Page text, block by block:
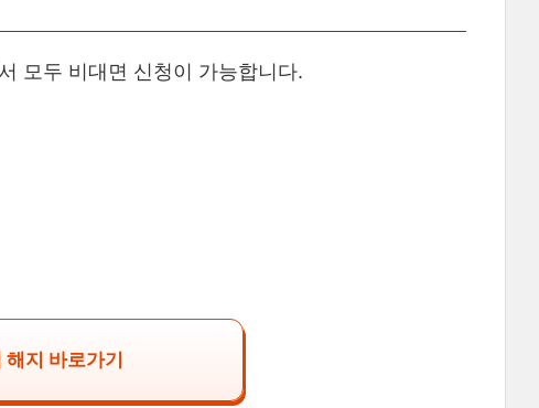
모두 비대면 신청이 가능합니다.
지 바로가기